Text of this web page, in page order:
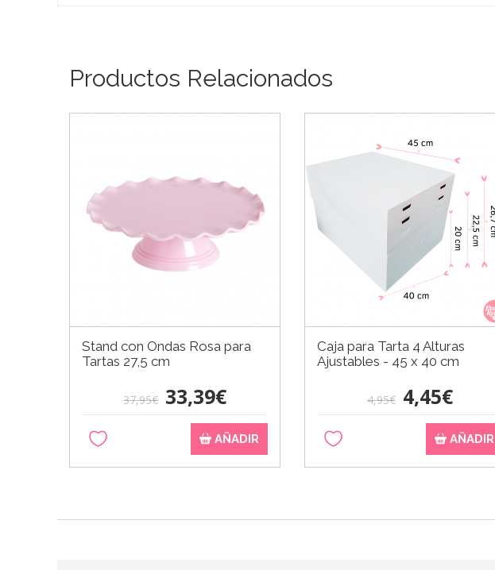
Productos Relacionados
Stand con Ondas Rosa para
Tartas 27,5 cm
37,95€ 33,39€
AÑADIR
Caja para Tarta 4 Alturas
Ajustables - 45 x 40 cm
4,95€ 4,45€
AÑADIR